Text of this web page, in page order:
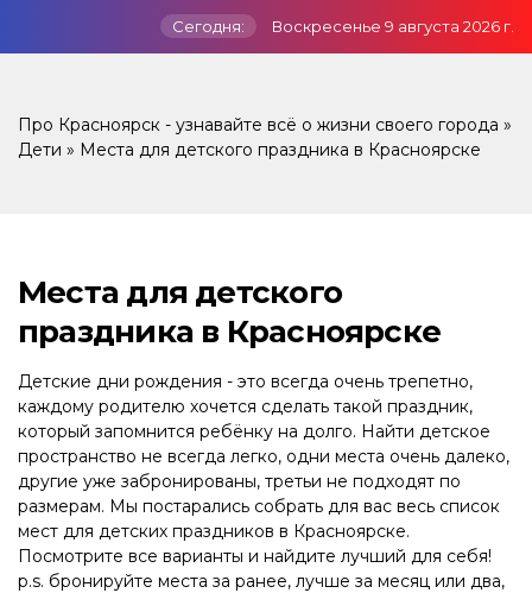
Сегодня: Воскресенье 9 августа 2026 г.
Про Красноярск - узнавайте всё о жизни своего города »
Дети » Места для детского праздника в Красноярске
Места для детского
праздника в Красноярске
Детские дни рождения - это всегда очень трепетно,
каждому родителю хочется сделать такой праздник,
который запомнится ребёнку на долго. Найти детское
пространство не всегда легко, одни места очень далеко,
другие уже забронированы, третьи не подходят по
размерам. Мы постарались собрать для вас весь список
мест для детских праздников в Красноярске.
Посмотрите все варианты и найдите лучший для себя!
p.s. бронируйте места за ранее, лучше за месяц или два,